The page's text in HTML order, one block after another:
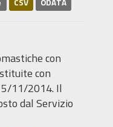
CSV ODATA
con
con
5/11/2014. Il
dal Servizio